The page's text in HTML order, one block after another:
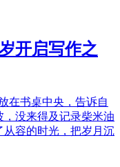
开启写作之
在书桌中央，告诉自
没来得及记录柴米油
容的时光，把岁月沉